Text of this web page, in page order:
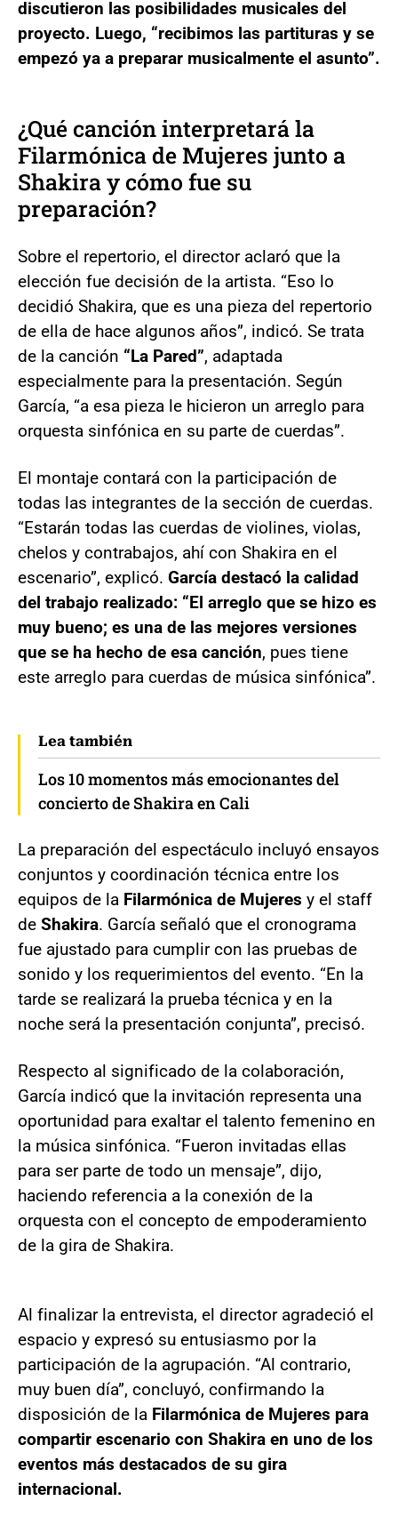
discutieron las posibilidades musicales del
proyecto. Luego, “recibimos las partituras y se
empezó ya a preparar musicalmente el asunto”.
¿Qué canción interpretará la
Filarmónica de Mujeres junto a
Shakira y cómo fue su
preparación?
Sobre el repertorio, el director aclaró que la
elección fue decisión de la artista. “Eso lo
decidió Shakira, que es una pieza del repertorio
de ella de hace algunos años”, indicó. Se trata
de la canción “La Pared”, adaptada
especialmente para la presentación. Según
García, “a esa pieza le hicieron un arreglo para
orquesta sinfónica en su parte de cuerdas”.
El montaje contará con la participación de
todas las integrantes de la sección de cuerdas.
“Estarán todas las cuerdas de violines, violas,
chelos y contrabajos, ahí con Shakira en el
escenario”, explicó. García destacó la calidad
del trabajo realizado: “El arreglo que se hizo es
muy bueno; es una de las mejores versiones
que se ha hecho de esa canción, pues tiene
este arreglo para cuerdas de música sinfónica”.
Lea también
Los 10 momentos más emocionantes del
concierto de Shakira en Cali
La preparación del espectáculo incluyó ensayos
conjuntos y coordinación técnica entre los
equipos de la Filarmónica de Mujeres y el staff
de Shakira. García señaló que el cronograma
fue ajustado para cumplir con las pruebas de
sonido y los requerimientos del evento. “En la
tarde se realizará la prueba técnica y en la
noche será la presentación conjunta”, precisó.
Respecto al significado de la colaboración,
García indicó que la invitación representa una
oportunidad para exaltar el talento femenino en
la música sinfónica. “Fueron invitadas ellas
para ser parte de todo un mensaje”, dijo,
haciendo referencia a la conexión de la
orquesta con el concepto de empoderamiento
de la gira de Shakira.
Al finalizar la entrevista, el director agradeció el
espacio y expresó su entusiasmo por la
participación de la agrupación. “Al contrario,
muy buen día”, concluyó, confirmando la
disposición de la Filarmónica de Mujeres para
compartir escenario con Shakira en uno de los
eventos más destacados de su gira
internacional.